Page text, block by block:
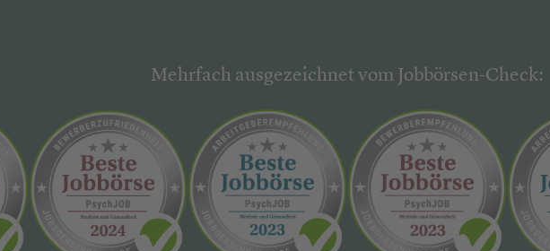
Mehrfach ausgezeichnet vom Jobbörsen-Check: